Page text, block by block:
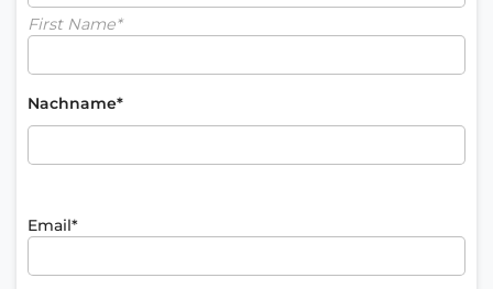
First Name*
Nachname*
Email*